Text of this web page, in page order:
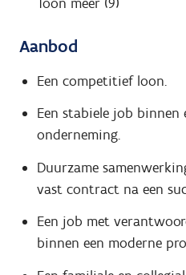
Aanbod
Een competitief loon.
Een stabiele job binnen
onderneming.
Duurzame
vast contract na een
Een job met
binnen een moderne